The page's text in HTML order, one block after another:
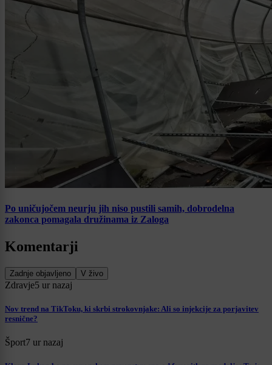
Po uničujočem neurju jih niso pustili samih, dobrodelna
zakonca pomagala družinama iz Zaloga
Komentarji
Zadnje objavljeno V živo
Zdravje5 ur nazaj
Nov trend na TikToku, ki skrbi strokovnjake: Ali so injekcije za porjavitev
resnične?
Šport7 ur nazaj